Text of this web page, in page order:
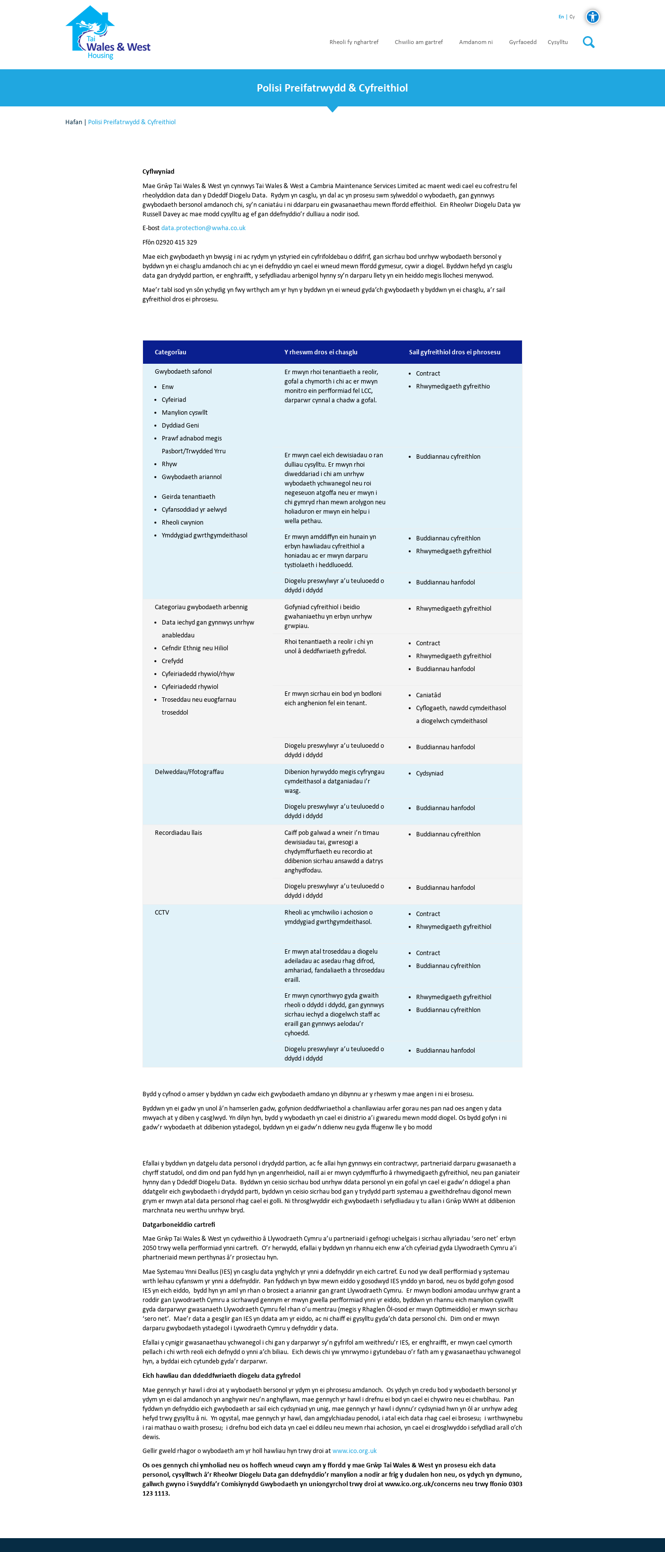
En Cy
Rheoli fy nghartref Chwilio am gartref Amdanom ni Gyrfaoedd Cysylltu
Polisi Preifatrwydd & Cyfreithiol
Hafan | Polisi Preifatrwydd & Cyfreithiol
Cyflwyniad
Mae Grŵp Tai Wales & West yn cynnwys Tai Wales & West a Cambria Maintenance Services Limited ac maent wedi cael eu cofrestru fel
rheolyddion data dan y Ddeddf Diogelu Data. Rydym yn casglu, yn dal ac yn prosesu swm sylweddol o wybodaeth, gan gynnwys
gwybodaeth bersonol amdanoch chi, sy’n caniatáu i ni ddarparu ein gwasanaethau mewn ffordd effeithiol. Ein Rheolwr Diogelu Data yw
Russell Davey ac mae modd cysylltu ag ef gan ddefnyddio’r dulliau a nodir isod.
E-bostdata.protection@wwha.co.uk
Ffôn 02920 415 329
Mae eich gwybodaeth yn bwysig i ni ac rydym yn ystyried ein cyfrifoldebau o ddifrif, gan sicrhau bod unrhyw wybodaeth bersonol y
byddwn yn ei chasglu amdanoch chi ac yn ei defnyddio yn cael ei wneud mewn ffordd gymesur, cywir a diogel. Byddwn hefyd yn casglu
data gan drydydd partïon, er enghraifft, y sefydliadau arbenigol hynny sy’n darparu llety yn ein heiddo megis llochesi menywod.
Mae’r tabl isod yn sôn ychydig yn fwy wrthych am yr hyn y byddwn yn ei wneud gyda’ch gwybodaeth y byddwn yn ei chasglu, a’r sail
gyfreithiol dros ei phrosesu.
Categorïau Y rheswm dros ei chasglu Sail gyfreithiol dros ei phrosesu
Gwybodaeth safonol
Enw
Cyfeiriad
Manylion cyswllt
Dyddiad Geni
Prawf adnabod megis
Pasbort/Trwydded Yrru
Rhyw
Gwybodaeth ariannol
Geirda tenantiaeth
Cyfansoddiad yr aelwyd
Rheoli cwynion
Ymddygiad gwrthgymdeithasol
Er mwyn rhoi tenantiaeth a reolir,
gofal a chymorth i chi ac er mwyn
monitro ein perfformiad fel LCC,
darparwr cynnal a chadw a gofal.
Contract
Rhwymedigaeth gyfreithio
Er mwyn cael eich dewisiadau o ran
dulliau cysylltu. Er mwyn rhoi
diweddariad i chi am unrhyw
wybodaeth ychwanegol neu roi
negeseuon atgoffa neu er mwyn i
chi gymryd rhan mewn arolygon neu
holiaduron er mwyn ein helpu i
wella pethau.
Buddiannau cyfreithlon
Er mwyn amddiffyn ein hunain yn
erbyn hawliadau cyfreithiol a
honiadau ac er mwyn darparu
tystiolaeth i heddluoedd.
Buddiannau cyfreithlon
Rhwymedigaeth gyfreithiol
Diogelu preswylwyr a’u teuluoedd o
ddydd i ddydd
Buddiannau hanfodol
Categorïau gwybodaeth arbennig
Data iechyd gan gynnwys unrhyw
anableddau
Cefndir Ethnig neu Hiliol
Crefydd
Cyfeiriadedd rhywiol/rhyw
Cyfeiriadedd rhywiol
Troseddau neu euogfarnau
troseddol
Gofyniad cyfreithiol i beidio
gwahaniaethu yn erbyn unrhyw
grwpiau.
Rhwymedigaeth gyfreithiol
Rhoi tenantiaeth a reolir i chi yn
unol â deddfwriaeth gyfredol.
Contract
Rhwymedigaeth gyfreithiol
Buddiannau hanfodol
Er mwyn sicrhau ein bod yn bodloni
eich anghenion fel ein tenant.
Caniatâd
Cyflogaeth, nawdd cymdeithasol
a diogelwch cymdeithasol
Diogelu preswylwyr a’u teuluoedd o
ddydd i ddydd
Buddiannau hanfodol
Delweddau/Ffotograffau
Dibenion hyrwyddo megis cyfryngau
cymdeithasol a datganiadau i’r
wasg.
Cydsyniad
Diogelu preswylwyr a’u teuluoedd o
ddydd i ddydd
Buddiannau hanfodol
Recordiadau llais
Caiff pob galwad a wneir i’n timau
dewisiadau tai, gwresogi a
chydymffurfiaeth eu recordio at
ddibenion sicrhau ansawdd a datrys
anghydfodau.
Buddiannau cyfreithlon
Diogelu preswylwyr a’u teuluoedd o
ddydd i ddydd
Buddiannau hanfodol
CCTV
Rheoli ac ymchwilio i achosion o
ymddygiad gwrthgymdeithasol.
Contract
Rhwymedigaeth gyfreithiol
Er mwyn atal troseddau a diogelu
adeiladau ac asedau rhag difrod,
amhariad, fandaliaeth a throseddau
eraill.
Contract
Buddiannau cyfreithlon
Er mwyn cynorthwyo gyda gwaith
rheoli o ddydd i ddydd, gan gynnwys
sicrhau iechyd a diogelwch staff ac
eraill gan gynnwys aelodau’r
cyhoedd.
Rhwymedigaeth gyfreithiol
Buddiannau cyfreithlon
Diogelu preswylwyr a’u teuluoedd o
ddydd i ddydd
Buddiannau hanfodol
Bydd y cyfnod o amser y byddwn yn cadw eich gwybodaeth amdano yn dibynnu ar y rheswm y mae angen i ni ei brosesu.
Byddwn yn ei gadw yn unol â’n hamserlen gadw, gofynion deddfwriaethol a chanllawiau arfer gorau nes pan nad oes angen y data
mwyach at y diben y casglwyd. Yn dilyn hyn, bydd y wybodaeth yn cael ei dinistrio a’i gwaredu mewn modd diogel. Os bydd gofyn i ni
gadw’r wybodaeth at ddibenion ystadegol, byddwn yn ei gadw’n ddienw neu gyda ffugenw lle y bo modd
Efallai y byddwn yn datgelu data personol i drydydd partïon, ac fe allai hyn gynnwys ein contractwyr, partneriaid darparu gwasanaeth a
chyrff statudol, ond dim ond pan fydd hyn yn angenrheidiol, naill ai er mwyn cydymffurfio â rhwymedigaeth gyfreithiol, neu pan ganiateir
hynny dan y Ddeddf Diogelu Data. Byddwn yn ceisio sicrhau bod unrhyw ddata personol yn ein gofal yn cael ei gadw’n ddiogel a phan
ddatgelir eich gwybodaeth i drydydd parti, byddwn yn ceisio sicrhau bod gan y trydydd parti systemau a gweithdrefnau digonol mewn
grym er mwyn atal data personol rhag cael ei golli. Ni throsglwyddir eich gwybodaeth i sefydliadau y tu allan i Grŵp WWH at ddibenion
marchnata neu werthu unrhyw bryd.
Datgarboneiddio cartrefi
Mae Grŵp Tai Wales & West yn cydweithio â Llywodraeth Cymru a’u partneriaid i gefnogi uchelgais i sicrhau allyriadau ‘sero net’ erbyn
2050 trwy wella perfformiad ynni cartrefi. O’r herwydd, efallai y byddwn yn rhannu eich enw a’ch cyfeiriad gyda Llywodraeth Cymru a’i
phartneriaid mewn perthynas â’r prosiectau hyn.
Mae Systemau Ynni Deallus (IES) yn casglu data ynghylch yr ynni a ddefnyddir yn eich cartref. Eu nod yw deall perfformiad y systemau
wrth leihau cyfanswm yr ynni a ddefnyddir. Pan fyddwch yn byw mewn eiddo y gosodwyd IES ynddo yn barod, neu os bydd gofyn gosod
IES yn eich eiddo, bydd hyn yn aml yn rhan o brosiect a ariannir gan grant Llywodraeth Cymru. Er mwyn bodloni amodau unrhyw grant a
roddir gan Lywodraeth Cymru a sicrhawyd gennym er mwyn gwella perfformiad ynni yr eiddo, byddwn yn rhannu eich manylion cyswllt
gyda darparwyr gwasanaeth Llywodraeth Cymru fel rhan o’u mentrau (megis y Rhaglen Ôl-osod er mwyn Optimeiddio) er mwyn sicrhau
‘sero net’. Mae’r data a gesglir gan IES yn ddata am yr eiddo, ac ni chaiff ei gysylltu gyda’ch data personol chi. Dim ond er mwyn
darparu gwybodaeth ystadegol i Lywodraeth Cymru y defnyddir y data.
Efallai y cynigir gwasanaethau ychwanegol i chi gan y darparwyr sy’n gyfrifol am weithredu’r IES, er enghraifft, er mwyn cael cymorth
pellach i chi wrth reoli eich defnydd o ynni a’ch biliau. Eich dewis chi yw ymrwymo i gytundebau o’r fath am y gwasanaethau ychwanegol
hyn, a byddai eich cytundeb gyda’r darparwr.
Eich hawliau dan ddeddfwriaeth diogelu data gyfredol
Mae gennych yr hawl i droi at y wybodaeth bersonol yr ydym yn ei phrosesu amdanoch. Os ydych yn credu bod y wybodaeth bersonol yr
ydym yn ei dal amdanoch yn anghywir neu’n anghyflawn, mae gennych yr hawl i drefnu ei bod yn cael ei chywiro neu ei chwblhau. Pan
fyddwn yn defnyddio eich gwybodaeth ar sail eich cydsyniad yn unig, mae gennych yr hawl i dynnu’r cydsyniad hwn yn ôl ar unrhyw adeg
hefyd trwy gysylltu â ni. Yn ogystal, mae gennych yr hawl, dan amgylchiadau penodol, i atal eich data rhag cael ei brosesu; i wrthwynebu
i rai mathau o waith prosesu; i drefnu bod eich data yn cael ei ddileu neu mewn rhai achosion, yn cael ei drosglwyddo i sefydliad arall o’ch
dewis.
Gellir gweld rhagor o wybodaeth am yr holl hawliau hyn trwy droi atwww.ico.org.uk
Os oes gennych chi ymholiad neu os hoffech wneud cwyn am y ffordd y mae Grŵp Tai Wales & West yn prosesu eich data
personol, cysylltwch â’r Rheolwr Diogelu Data gan ddefnyddio’r manylion a nodir ar frig y dudalen hon neu, os ydych yn dymuno,
gallwch gwyno i Swyddfa’r Comisiynydd Gwybodaeth yn uniongyrchol trwy droi at www.ico.org.uk/concerns neu trwy ffonio 0303
123 1113.